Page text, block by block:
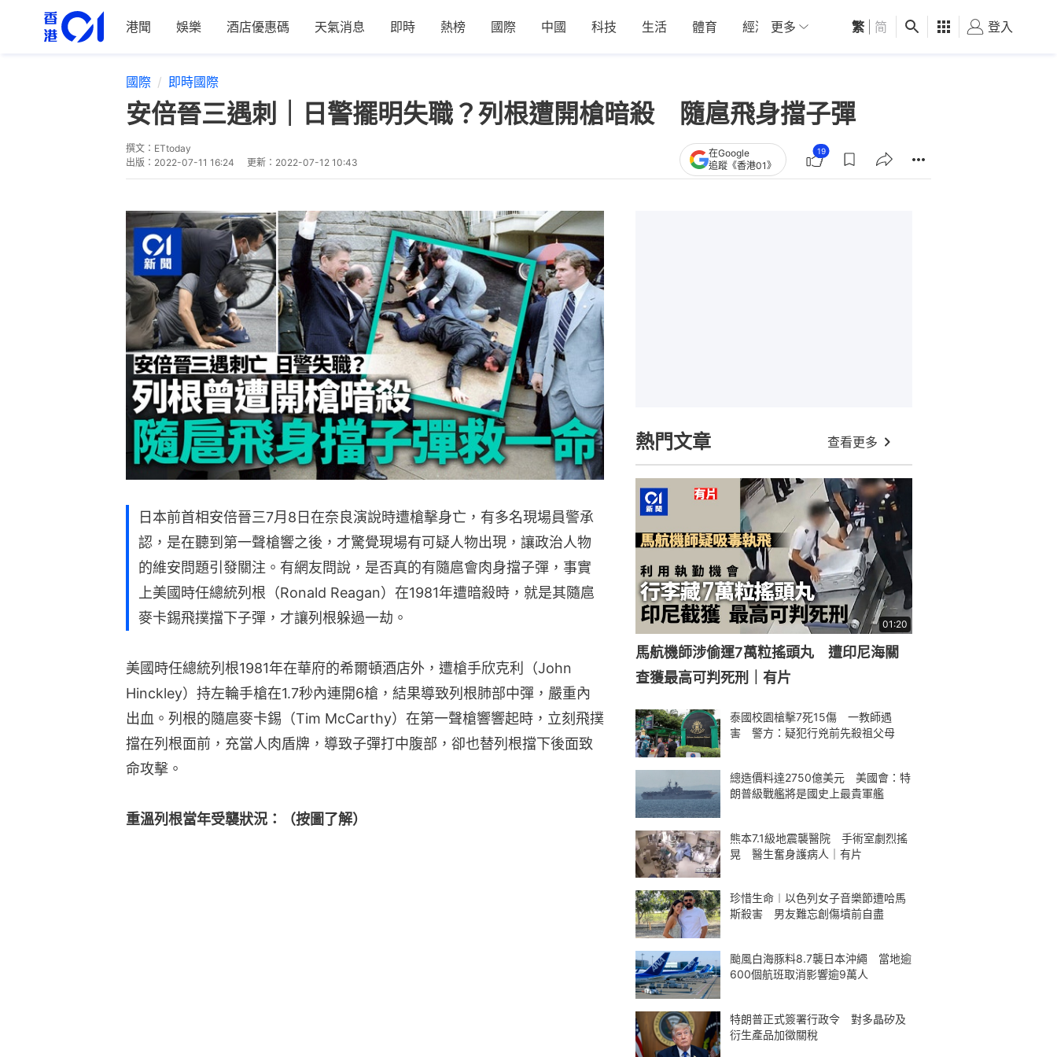
港聞 娛樂 酒店優惠碼 天氣消息 即時 熱榜 國際 中國 科技 生活 體育 經濟 01深圳 觀點 健康 好食玩飛
更多 繁 简 登入
國際 即時國際
安倍晉三遇刺｜日警擺明失職？列根遭開槍暗殺 隨扈飛身擋子彈
撰文： ETtoday
出版： 2022-07-11 16:24 更新： 2022-07-12 10:43
在Google
追蹤《香港01》
19
日本前首相安倍晉三7月8日在奈良演說時遭槍擊身亡，有多名現場員警承
認，是在聽到第一聲槍響之後，才驚覺現場有可疑人物出現，讓政治人物
的維安問題引發關注。有網友問說，是否真的有隨扈會肉身擋子彈，事實
上美國時任總統列根（Ronald Reagan）在1981年遭暗殺時，就是其隨扈
麥卡錫飛撲擋下子彈，才讓列根躲過一劫。
美國時任總統列根1981年在華府的希爾頓酒店外，遭槍手欣克利（John
Hinckley）持左輪手槍在1.7秒內連開6槍，結果導致列根肺部中彈，嚴重內
出血。列根的隨扈麥卡錫（Tim McCarthy）在第一聲槍響響起時，立刻飛撲
擋在列根面前，充當人肉盾牌，導致子彈打中腹部，卻也替列根擋下後面致
命攻擊。
重溫列根當年受襲狀況：（按圖了解）
熱門文章 查看更多
01:20
馬航機師涉偷運7萬粒搖頭丸 遭印尼海關
查獲最高可判死刑｜有片
泰國校園槍擊7死15傷 一教師遇
害 警方：疑犯行兇前先殺祖父母
總造價料達2750億美元 美國會：特
朗普級戰艦將是國史上最貴軍艦
熊本7.1級地震襲醫院 手術室劇烈搖
晃 醫生奮身護病人｜有片
珍惜生命︱以色列女子音樂節遭哈馬
斯殺害 男友難忘創傷墳前自盡
颱風白海豚料8.7襲日本沖繩 當地逾
600個航班取消影響逾9萬人
特朗普正式簽署行政令 對多晶矽及
衍生產品加徵關稅